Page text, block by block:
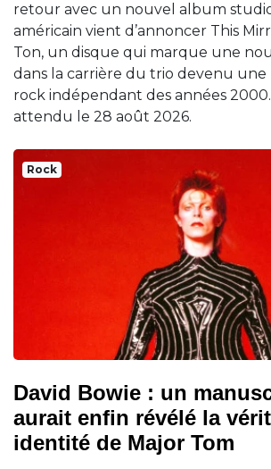
retour avec un nouvel album
américain vient d’annoncer This
Ton, un disque qui marque une
dans la carrière du trio devenu
rock indépendant des années 2000.
attendu le 28 août 2026.
Rock
David Bowie : un
aurait enfin révélé la
identité de Major Tom